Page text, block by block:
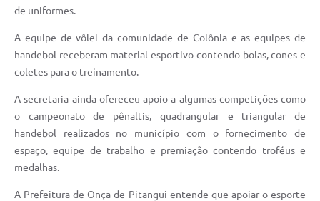
de uniformes.
A equipe de vôlei da comunidade de Colônia e as equipes de
handebol receberam material esportivo contendo bolas, cones e
coletes para o treinamento.
A secretaria ainda ofereceu apoio a algumas competições como
o campeonato de pênaltis, quadrangular e triangular de
handebol realizados no município com o fornecimento de
espaço, equipe de trabalho e premiação contendo troféus e
medalhas.
A Prefeitura de Onça de Pitangui entende que apoiar o esporte